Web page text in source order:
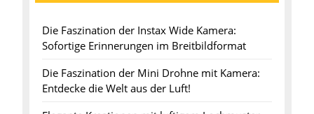
Die Faszination der Instax Wide Kamera:
Sofortige Erinnerungen im Breitbildformat
Die Faszination der Mini Drohne mit Kamera:
Entdecke die Welt aus der Luft!